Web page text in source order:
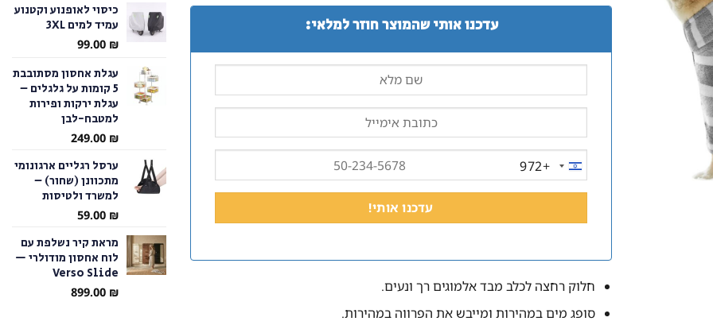
עדכנו אותי שהמוצר חוזר למלאי:
ISRAEL
+972
+972
חלוק רחצה לכלב מבד אלמוגים רך ונעים.
סופג מים במהירות ומייבש את הפרווה במהירות.
כיסוי לאופנוע וקטנוע
עמיד למים 3XL
99.00 ₪
עגלת אחסון מסתובבת
5 קומות על גלגלים –
עגלת ירקות ופירות
למטבח-לבן
249.00 ₪
ערסל רגליים ארגונומי
מתכוונן (שחור) –
למשרד ולטיסות
59.00 ₪
מראת קיר נשלפת עם
לוח אחסון מודולרי —
Verso Slide
899.00 ₪